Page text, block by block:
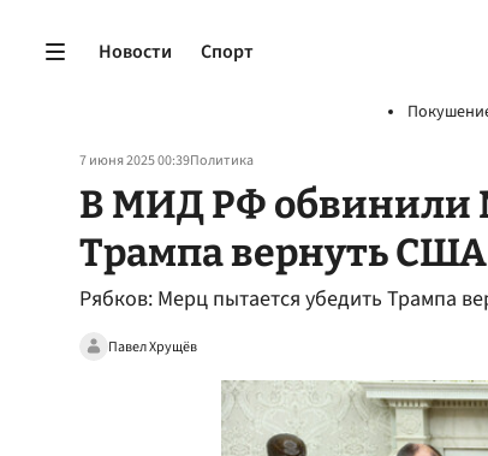
Новости Спорт
7 июня 2025 00:39Политика
В МИД РФ обвинили
Трампа вернуть
Рябков: Мерц пытается убедить Трампа
Павел Хрущёв